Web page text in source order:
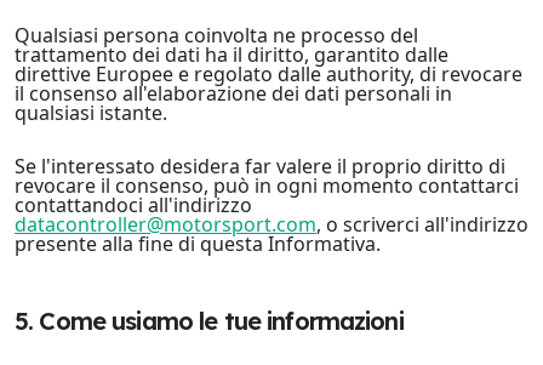
Qualsiasi persona coinvolta ne processo del
trattamento dei dati ha il diritto, garantito dalle
direttive Europee e regolato dalle authority, di revocare
il consenso all'elaborazione dei dati personali in
qualsiasi istante.
Se l'interessato desidera far valere il proprio diritto di
revocare il consenso, può in ogni momento contattarci
contattandoci all'indirizzo
datacontroller@motorsport.com, o scriverci all'indirizzo
presente alla fine di questa Informativa.
5. Come usiamo le tue informazioni